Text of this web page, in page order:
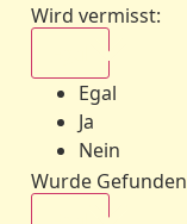
Wird vermisst:
Egal
Ja
Nein
Wurde Gefunden